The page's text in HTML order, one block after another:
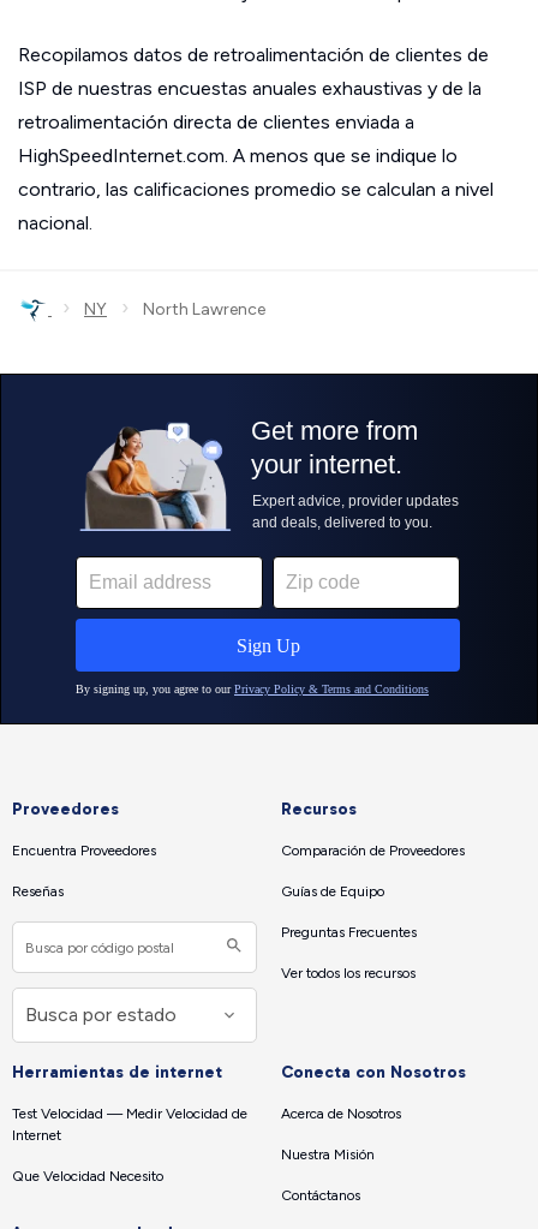
Recopilamos datos de retroalimentación de clientes de
ISP de nuestras encuestas anuales exhaustivas y de la
retroalimentación directa de clientes enviada a
HighSpeedInternet.com. A menos que se indique lo
contrario, las calificaciones promedio se calculan a nivel
nacional.
› NY › North Lawrence
Proveedores
Encuentra Proveedores
Reseñas
Recursos
Comparación de Proveedores
Guías de Equipo
Preguntas Frecuentes
Ver todos los recursos
Herramientas de internet
Test Velocidad — Medir Velocidad de
Internet
Que Velocidad Necesito
Conecta con Nosotros
Acerca de Nosotros
Nuestra Misión
Contáctanos